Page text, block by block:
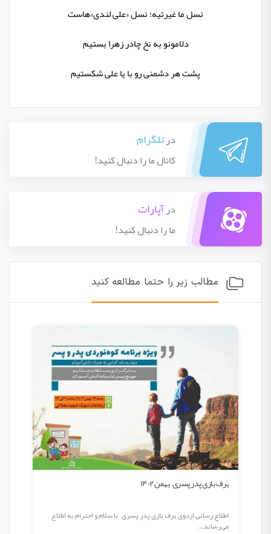
نسل ما غیرتیه؛ نسل «علی لندی»هاست
دلامونو به نخ چادر زهرا بستیم
پشت هر دشمنی رو با یا علی شکستیم
درتلگرام
کانال ما را دنبال کنید!
درآپارات
ما را دنبال کنید!
مطالب زیر را حتما مطالعه کنید
برف بازی پدر پسری – بهمن ۱۴۰۲
اطلاع رسانی اردوی برف بازی پدر پسری با سلام و احترام به اطلاع
می‌رساند...